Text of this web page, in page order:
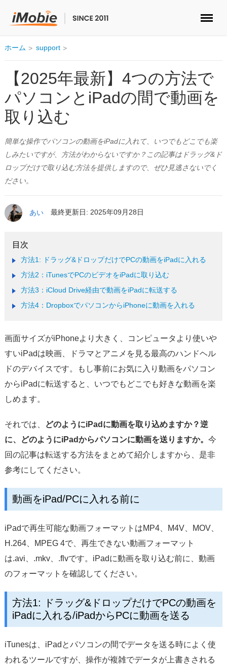
ロック解除&データ復元
データ転送
マルチメディア
便利ツール
ソリューション
ストア
ダウンロード
言語選択
ホーム support
【2025年最新】4つの方法で
パソコンとiPadの間で動画を
取り込む
簡単な操作でパソコンの動画をiPadに入れて、いつでもどこでも楽
しみたいですが、方法がわからないですか？この記事はドラッグ&ド
ロップだけで取り込む方法を提供しますので、ぜひ見逃さないでく
ださい。
あい 最終更新日: 2025年09月28日
方法1: ドラッグ&ドロップだけでPCの動画をiPadに入れる
方法2：iTunesでPCのビデオをiPadに取り込む
方法3：iCloud Drive経由で動画をiPadに転送する
方法4：DropboxでパソコンからiPhoneに動画を入れる
画面サイズがiPhoneより大きく、コンピュータより使いや
すいiPadは映画、ドラマとアニメを見る最高のハンドヘル
ドのデバイスです。もし事前にお気に入り動画をパソコン
からiPadに転送すると、いつでもどこでも好きな動画を楽
しめます。
それでは、
どのようにiPadに動画を取り込めますか？逆
に、どのようにiPadからパソコンに動画を送りますか。 今
回の記事は転送する方法をまとめて紹介しますから、是非
参考にしてください。
動画をiPad/PCに入れる前に
iPadで再生可能な動画フォーマットはMP4、M4V、MOV、
H.264、MPEG 4で、再生できない動画フォーマット
は.avi、.mkv、.flvです。iPadに動画を取り込む前に、動画
のフォーマットを確認してください。
方法1: ドラッグ&ドロップだけでPCの動画を
iPadに入れる/iPadからPCに動画を送る
iTunesは、iPadとパソコンの間でデータを送る時によく使
われるツールですが、操作が複雑でデータが上書きされる